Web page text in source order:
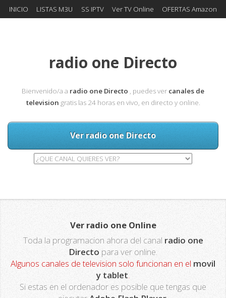
INICIO LISTAS M3U SS IPTV Ver TV Online OFERTAS Amazon
radio one Directo
Bienvenido/a a radio one Directo , puedes ver canales de
television gratis las 24 horas en vivo, en directo y online.
Ver radio one Directo
Ver radio one Online
Toda la programacion ahora del canal radio one
Directo para ver online.
Algunos canales de television solo funcionan en el movil
y tablet.
Si estas en el ordenador es posible que tengas que